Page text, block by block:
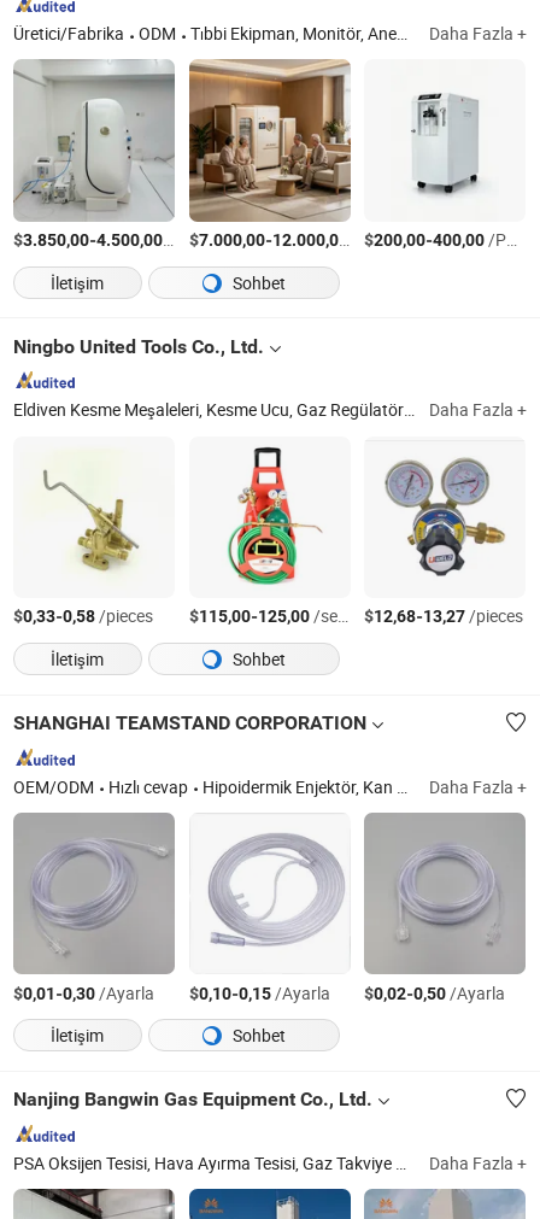
Üretici/Fabrika ODM Tıbbi Ekipman, Monitör, Anestezi Ventilatörü, Röntgen, Düz Panel Dedektör, Mat Daha Fazla +
$3.850,00-4.500,00/Parça
$7.000,00-12.000,00 /Parça
$200,00-400,00/Parça
İletişim
Sohbet
Ningbo United Tools Co., Ltd.
Eldiven Kesme Meşaleleri, Kesme Ucu, Gaz Regülatörü, Kaynak Kesme ve Isıtma Takımı, Kaynak Aksesuarları, Kaynak Meşalesi, Toprak Kelepçesi, Elektrot Tutucu, Alev Geri Akış Önleyici, MIG Kaynak Meşalesi Daha Fazla +
$0,33-0,58/pieces $115,00-125,00/sets $12,68-13,27/pieces
İletişim
Sohbet
SHANGHAI TEAMSTAND CORPORATION
OEM/ODM Hızlı cevap Hipoidermik Enjektör, Kan Alma Seti, İnfüzyon Seti, Huber İğnesi, Solunum Devresi, Önceden Doldurulmuş Enjektör, Kateter ve Tüp, Hemodiyaliz Cihazı, AV Fistül İğnesi, Biyopsi İğnesi Daha Fazla +
$0,01-0,30/Ayarla $0,10-0,15/Ayarla $0,02-0,50/Ayarla
İletişim
Sohbet
Nanjing Bangwin Gas Equipment Co., Ltd.
PSA Oksijen Tesisi, Hava Ayırma Tesisi, Gaz Takviye Cihazı, PSA Azot Tesisi, Küçük Sıvı Azot Tesisi, Hava Kompresörü, CNG Gaz Silindiri, Dikişsiz Çelik Silindir Daha Fazla +